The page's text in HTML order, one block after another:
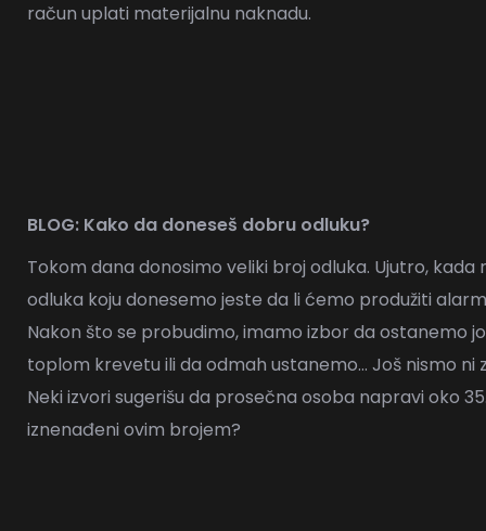
račun uplati materijalnu naknadu.
BLOG: Kako da doneseš dobru odluku?
Tokom dana donosimo veliki broj odluka. Ujutro, kada
odluka koju donesemo jeste da li ćemo produžiti
Nakon što se probudimo, imamo izbor da ostanemo
toplom krevetu ili da odmah ustanemo… Još nismo ni
Neki izvori sugerišu da prosečna osoba napravi oko
iznenađeni ovim brojem?